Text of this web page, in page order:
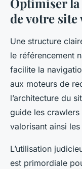
de votre site
Une structure
le référencement
facilite la
aux moteurs de
l’architecture du
guide les crawlers
valorisant ainsi
L’utilisation
est primordiale